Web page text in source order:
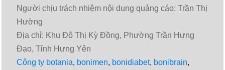
Người chịu trách nhiệm nội dung quảng cáo: Trần Thị
Hường
Địa chỉ: Khu Đô Thị Kỳ Đồng, Phường Trần Hưng
Đạo, Tỉnh Hưng Yên
Công ty botania, bonimen, bonidiabet, bonibrain,